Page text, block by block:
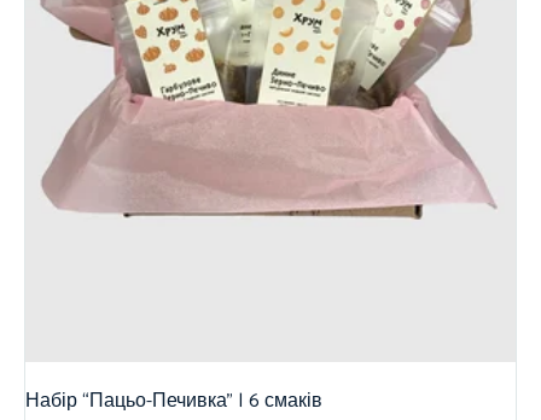
Набір “Пацьо-Печивка” | 6 смаків